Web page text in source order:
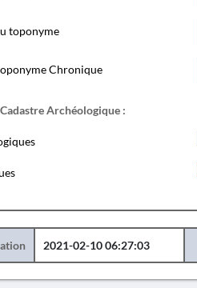
toponyme
Chronique
Archéologique :
2021-02-10 06:27:03